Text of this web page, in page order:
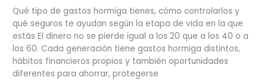
Qué tipo de gastos hormiga tienes, cómo controlarlos y
qué seguros te ayudan según la etapa de vida en la que
estás El dinero no se pierde igual a los 20 que a los 40 o a
los 60. Cada generación tiene gastos hormiga distintos,
hábitos financieros propios y también oportunidades
diferentes para ahorrar, protegerse